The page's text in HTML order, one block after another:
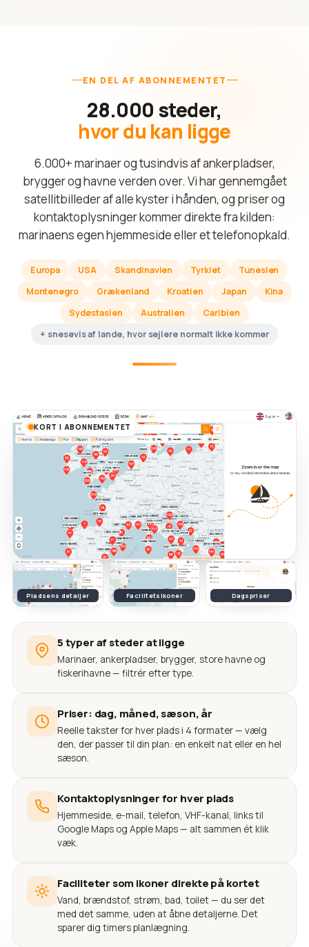
EN DEL AF ABONNEMENTET
28.000 steder,
hvor du kan ligge
6.000+ marinaer og tusindvis af ankerpladser,
brygger og havne verden over. Vi har gennemgået
satellitbilleder af alle kyster i hånden, og priser og
kontaktoplysninger kommer direkte fra kilden:
marinaens egen hjemmeside eller et telefonopkald.
Europa USA Skandinavien Tyrkiet
Tunesien
Montenegro
Grækenland Kroatien Japan
Kina
Sydøstasien
Australien
Caribien
+ snesevis af lande, hvor sejlere normalt ikke kommer
KORT I ABONNEMENTET
Pladsens detaljer Facilitetsikoner Dagspriser
5 typer af steder at ligge
Marinaer, ankerpladser, brygger, store havne og
fiskerihavne — filtrér efter type.
Priser: dag, måned, sæson, år
Reelle takster for hver plads i 4 formater — vælg
den, der passer til din plan: en enkelt nat eller en hel
sæson.
Kontaktoplysninger for hver plads
Hjemmeside, e-mail, telefon, VHF-kanal, links til
Google Maps og Apple Maps — alt sammen ét klik
væk.
Faciliteter som ikoner direkte på kortet
Vand, brændstof, strøm, bad, toilet — du ser det
med det samme, uden at åbne detaljerne. Det
sparer dig timers planlægning.